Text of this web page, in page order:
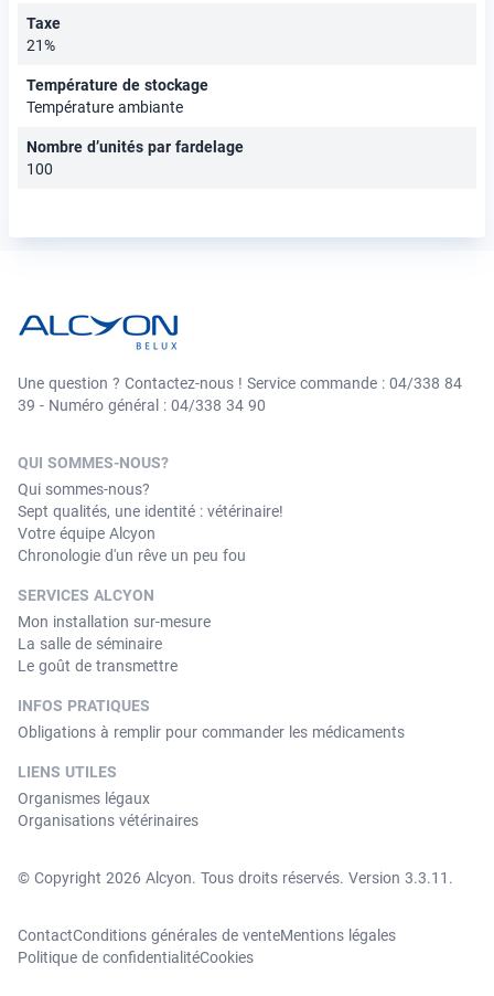
Taxe
21%
Température de stockage
Température ambiante
Nombre d’unités par fardelage
100
Une question ? Contactez-nous ! Service commande : 04/338 84
39 - Numéro général : 04/338 34 90
QUI SOMMES-NOUS?
Qui sommes-nous?
Sept qualités, une identité : vétérinaire!
Votre équipe Alcyon
Chronologie d'un rêve un peu fou
SERVICES ALCYON
Mon installation sur-mesure
La salle de séminaire
Le goût de transmettre
INFOS PRATIQUES
Obligations à remplir pour commander les médicaments
LIENS UTILES
Organismes légaux
Organisations vétérinaires
© Copyright 2026 Alcyon. Tous droits réservés. Version 3.3.11.
ContactConditions générales de venteMentions légales
Politique de confidentialitéCookies